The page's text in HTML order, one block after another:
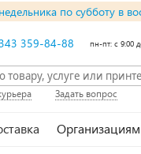
по субботу в
359-84-88 пн-пт: с 9:00
Задать вопрос
Организациям